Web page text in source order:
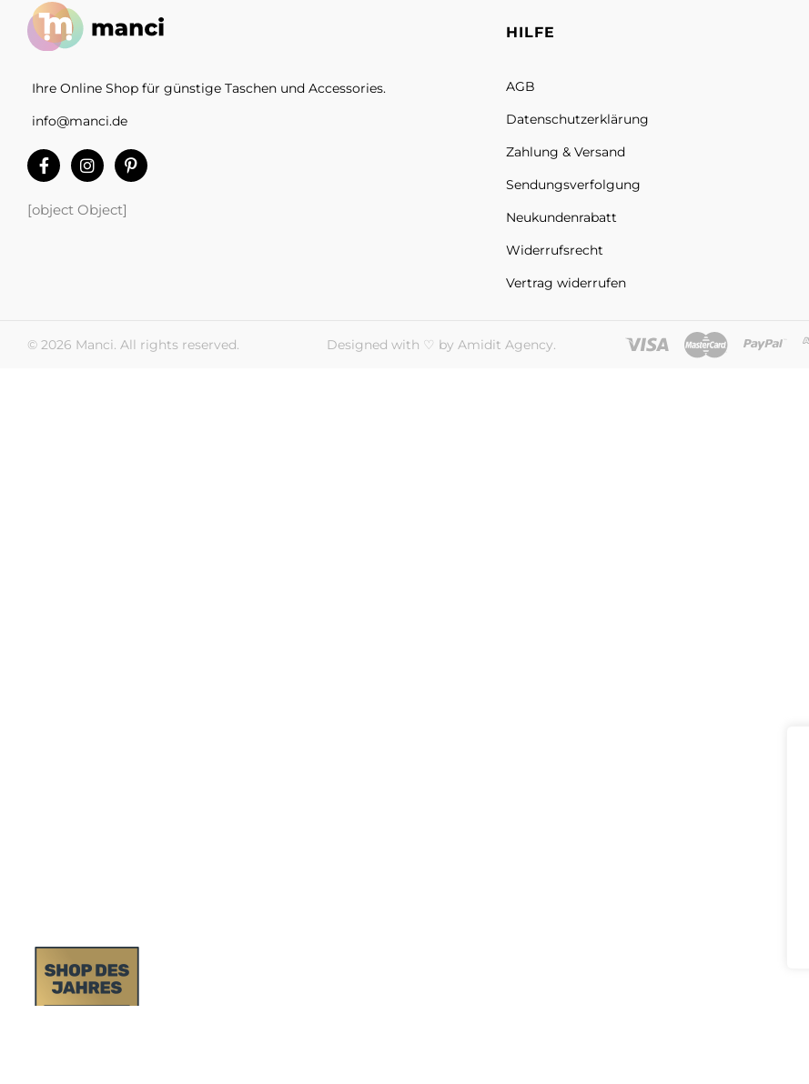
Ihre Online Shop für günstige Taschen und Accessories.
info@manci.de
[object Object]
HILFE
AGB
Datenschutz­erklärung
Zahlung & Versand
Sendungs­verfolgung
Neukundenrabatt
Widerrufsrecht
Vertrag widerrufen
© 2026 Manci. All rights reserved. Designed with ♡ by Amidit Agency.